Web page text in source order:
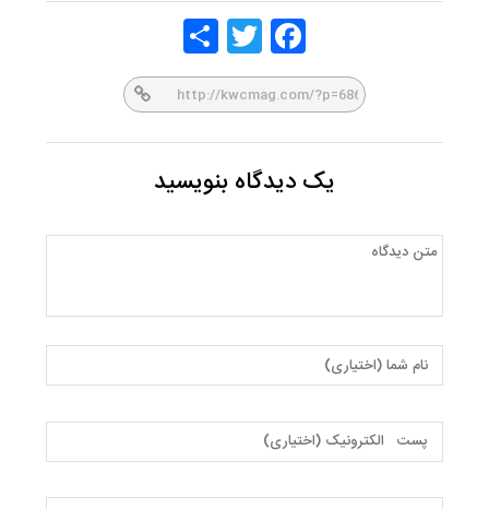
Face
book
Twitt
er
یک دیدگاه بنویسید